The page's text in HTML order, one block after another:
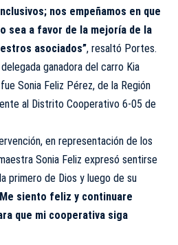
nos empeñamos en que
sea a favor de la mejoría de la
asociados”, resaltó Portes.
ganadora del carro Kia
Sonia Feliz Pérez, de la Región
al Distrito Cooperativo 6-05 de
en representación de los
Sonia Feliz expresó sentirse
primero de Dios y luego de su
siento feliz y continuare
que mi cooperativa siga